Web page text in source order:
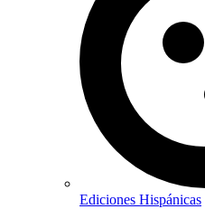
Ediciones Hispánicas